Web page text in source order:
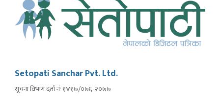
Setopati Sanchar Pvt. Ltd.
सूचना विभाग दर्ता नंः १४१७/०७६-२०७७